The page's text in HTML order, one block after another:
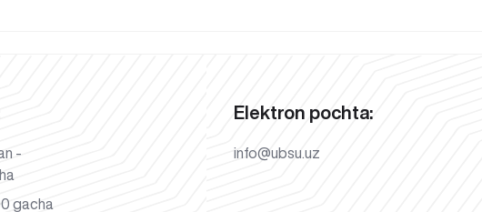
-
gacha
Elektron pochta:
info@ubsu.uz